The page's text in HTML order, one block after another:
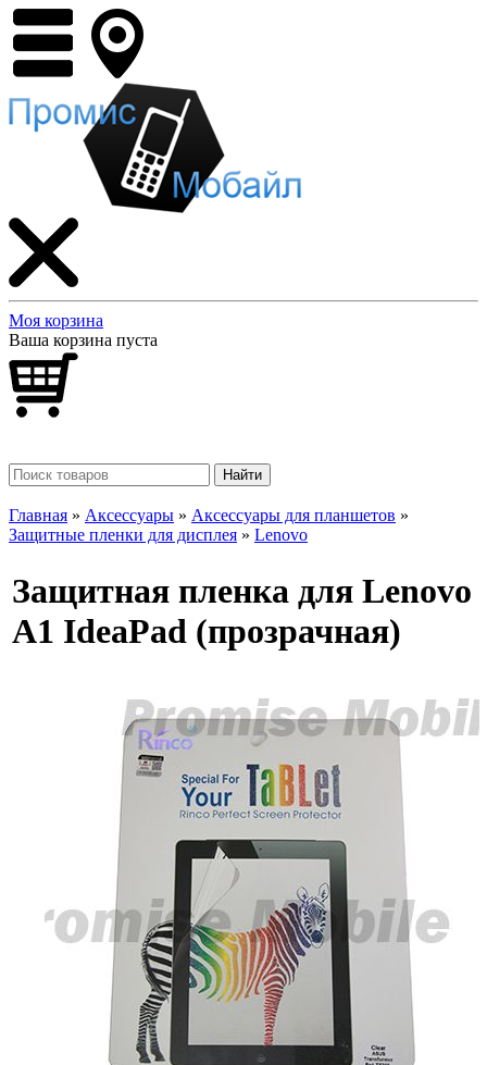
Моя корзина
Ваша корзина пуста
Главная » Аксессуары » Аксессуары для планшетов »
Защитные пленки для дисплея » Lenovo
Защитная пленка для Lenovo
A1 IdeaPad (прозрачная)